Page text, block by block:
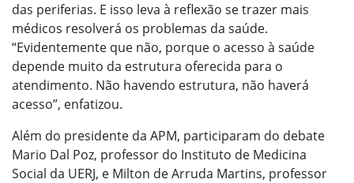
das periferias. E isso leva à reflexão se trazer mais
médicos resolverá os problemas da saúde.
“Evidentemente que não, porque o acesso à saúde
depende muito da estrutura oferecida para o
atendimento. Não havendo estrutura, não haverá
acesso”, enfatizou.
Além do presidente da APM, participaram do debate
Mario Dal Poz, professor do Instituto de Medicina
Social da UERJ, e Milton de Arruda Martins, professor